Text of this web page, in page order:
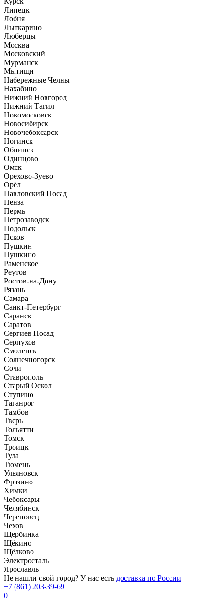
Липецк
Лобня
Лыткарино
Люберцы
Москва
Московский
Мурманск
Мытищи
Набережные Челны
Нахабино
Нижний Новгород
Нижний Тагил
Новомосковск
Новосибирск
Новочебоксарск
Ногинск
Обнинск
Одинцово
Омск
Орехово-Зуево
Орёл
Павловский Посад
Пенза
Пермь
Петрозаводск
Подольск
Псков
Пушкин
Пушкино
Раменское
Реутов
Ростов-на-Дону
Рязань
Самара
Санкт-Петербург
Саранск
Саратов
Сергиев Посад
Серпухов
Смоленск
Солнечногорск
Сочи
Ставрополь
Старый Оскол
Ступино
Таганрог
Тамбов
Тверь
Тольятти
Томск
Троицк
Тула
Тюмень
Ульяновск
Фрязино
Химки
Чебоксары
Челябинск
Череповец
Чехов
Щербинка
Щёкино
Щёлково
Электросталь
Ярославль
Не нашли свой город? У нас есть доставка по России
+7 (861) 203-39-69
0